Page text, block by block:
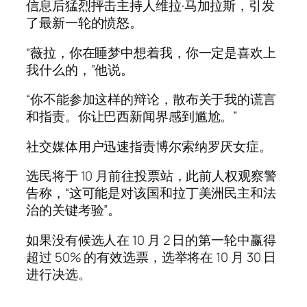
信息后猛烈抨击主持人维拉·马加拉斯，引发
了最新一轮的愤怒。
“薇拉，你在睡梦中想着我，你一定是喜欢上
我什么的，”他说。
“你不能参加这样的辩论，散布关于我的谎言
和指责。你让巴西新闻界感到尴尬。”
社交媒体用户迅速指责博尔索纳罗厌女症。
选民将于 10 月前往投票站，此前人权观察警
告称，“这可能是对该国和拉丁美洲民主和法
治的关键考验”。
如果没有候选人在 10 月 2 日的第一轮中赢得
超过 50% 的有效选票，选举将在 10 月 30 日
进行决选。